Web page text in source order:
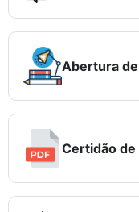
Abertura
Certidão de